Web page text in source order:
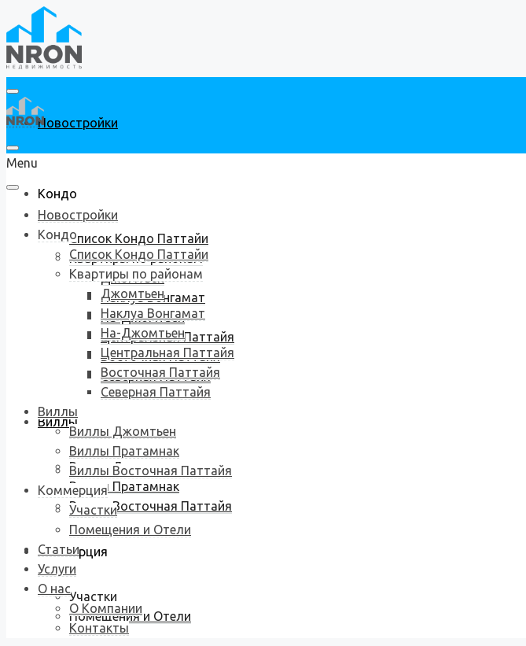
Новостройки
Кондо
Список Кондо Паттайи
Квартиры по районам
Джомтьен
Наклуа Вонгамат
На-Джомтьен
Центральная Паттайя
Восточная Паттайя
Северная Паттайя
Виллы
Виллы Джомтьен
Виллы Пратамнак
Виллы Восточная Паттайя
Коммерция
Участки
Помещения и Отели
Menu
Новостройки
Кондо
Список Кондо Паттайи
Квартиры по районам
Джомтьен
Наклуа Вонгамат
На-Джомтьен
Центральная Паттайя
Восточная Паттайя
Северная Паттайя
Виллы
Виллы Джомтьен
Виллы Пратамнак
Виллы Восточная Паттайя
Коммерция
Участки
Помещения и Отели
Статьи
Услуги
О нас
О Компании
Контакты